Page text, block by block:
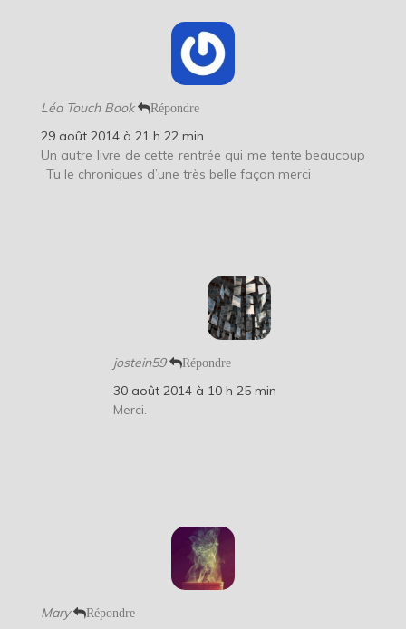
Léa Touch Book Répondre
29 août 2014 à 21 h 22 min
Un autre livre de cette rentrée qui me tente beaucoup
Tu le chroniques d’une très belle façon merci
jostein59 Répondre
30 août 2014 à 10 h 25 min
Merci.
Mary Répondre